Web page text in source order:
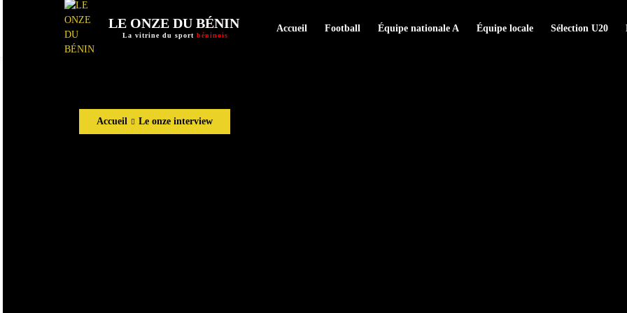
LE ONZE DU BÉNIN
La vitrine du sport béninois
Accueil Football Équipe nationale A Équipe locale Sélection U20
Accueil Le onze interview